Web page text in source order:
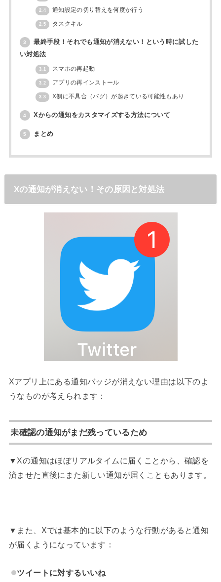
2.4 通知設定の切り替えを何度か行う
2.5 タスクキル
3
最終手段！それでも通知が消えない！という時に試した
い対処法
3.1 スマホの再起動
3.2 アプリの再インストール
3.3 X側に不具合（バグ）が起きている可能性もあり
4 Xからの通知をカスタマイズする方法について
5 まとめ
Xの通知が消えない！その原因と対処法
Xアプリ上にある通知バッジが消えない理由は以下のよ
うなものが考えられます：
未確認の通知がまだ残っているため
▼Xの通知はほぼリアルタイムに届くことから、確認を
済ませた直後にまた新しい通知が届くこともあります。
▼また、Xでは基本的に以下のような行動があると通知
が届くようになっています：
ツイートに対するいいね